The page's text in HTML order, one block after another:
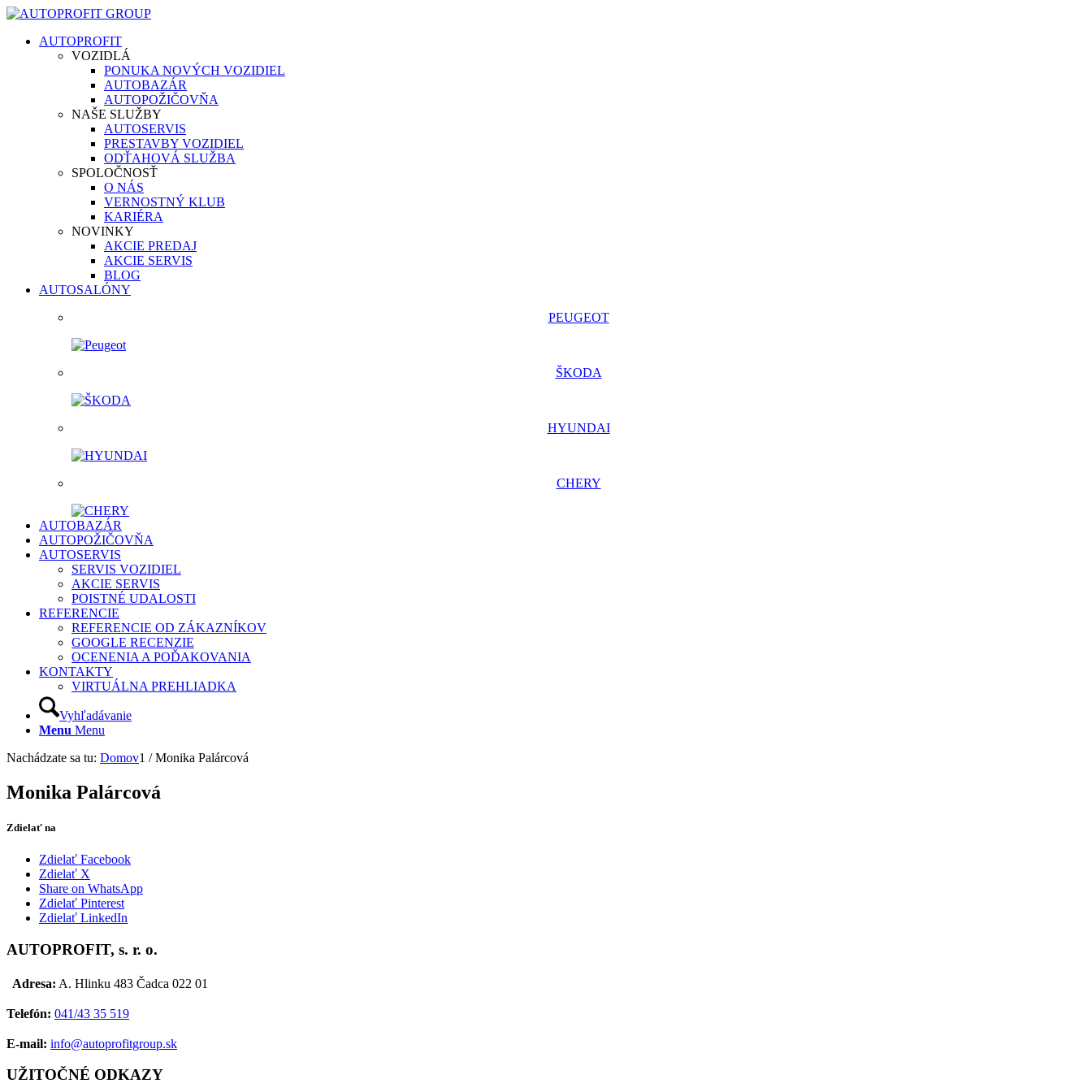
AUTOPROFIT
VOZIDLÁ
PONUKA NOVÝCH VOZIDIEL
AUTOBAZÁR
AUTOPOŽIČOVŇA
NAŠE SLUŽBY
AUTOSERVIS
PRESTAVBY VOZIDIEL
ODŤAHOVÁ SLUŽBA
SPOLOČNOSŤ
O NÁS
VERNOSTNÝ KLUB
KARIÉRA
NOVINKY
AKCIE PREDAJ
AKCIE SERVIS
BLOG
AUTOSALÓNY
PEUGEOT
ŠKODA
HYUNDAI
CHERY
AUTOBAZÁR
AUTOPOŽIČOVŇA
AUTOSERVIS
SERVIS VOZIDIEL
AKCIE SERVIS
POISTNÉ UDALOSTI
REFERENCIE
REFERENCIE OD ZÁKAZNÍKOV
GOOGLE RECENZIE
OCENENIA A POĎAKOVANIA
KONTAKTY
VIRTUÁLNA PREHLIADKA
Vyhľadávanie
Menu Menu
Nachádzate sa tu: Domov1 / Monika Palárcová
Monika Palárcová
Zdielať na
Zdielať Facebook
Zdielať X
Share on WhatsApp
Zdielať Pinterest
Zdielať LinkedIn
AUTOPROFIT, s. r. o.
Adresa: A. Hlinku 483 Čadca 022 01
Telefón: 041/43 35 519
E-mail: info@autoprofitgroup.sk
UŽITOČNÉ ODKAZY